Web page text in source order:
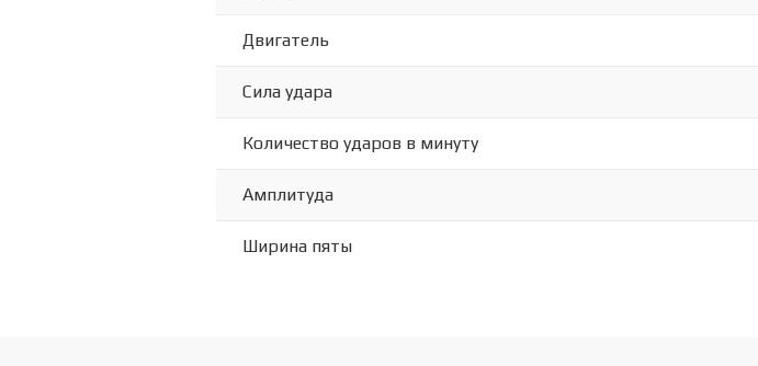
Двигатель
Сила удара
Количество ударов в минуту
Амплитуда
Ширина пяты